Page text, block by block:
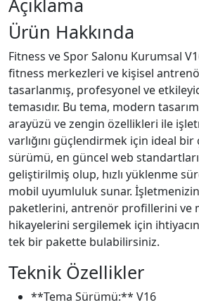
Açıklama
Ürün Hakkında
Fitness ve Spor Salonu Kurumsal
fitness merkezleri ve kişisel
tasarlanmış, profesyonel ve
temasıdır. Bu tema, modern
arayüzü ve zengin özellikleri ile
varlığını güçlendirmek için ideal bir
sürümü, en güncel web
geliştirilmiş olup, hızlı yüklenme
mobil uyumluluk sunar.
paketlerini, antrenör profillerini ve
hikayelerini sergilemek için
tek bir pakette bulabilirsiniz.
Teknik Özellikler
**Tema Sürümü:** V16